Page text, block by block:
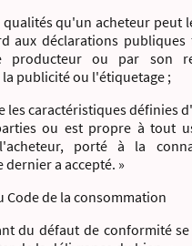
qu'un acheteur peut
aux déclarations publiques
producteur ou par son
publicité ou l'étiquetage ;
les caractéristiques définies
ou est propre à tout
porté à la
dernier a accepté. »
Code de la consommation
du défaut de conformité